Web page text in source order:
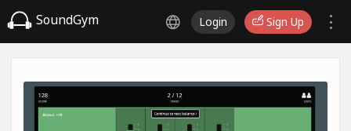
SoundGym Login Sign Up